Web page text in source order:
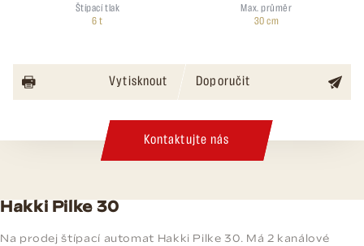
Štípací tlak
6 t
Max. průměr
30 cm
Vytisknout Doporučit
Kontaktujte nás
Hakki Pilke 30
Na prodej štípací automat Hakki Pilke 30. Má 2 kanálové